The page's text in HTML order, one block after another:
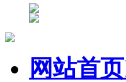
网站首页